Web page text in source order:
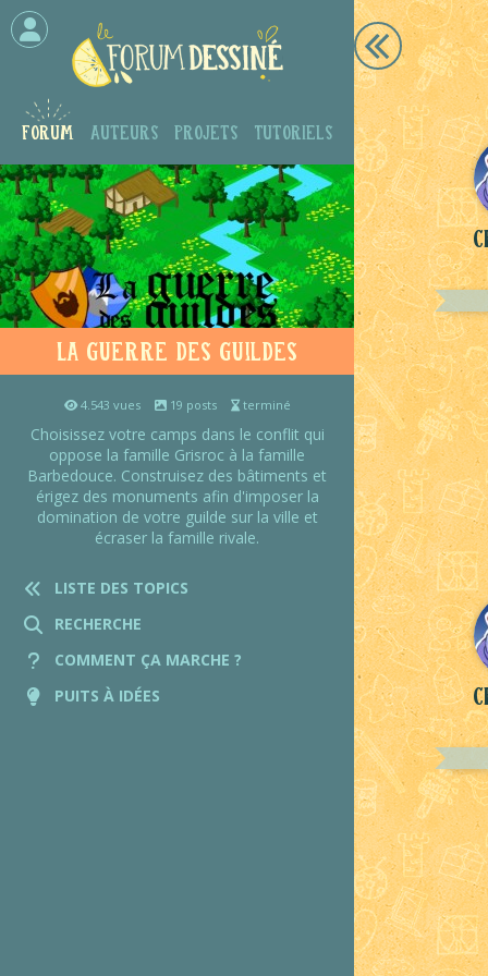
Forum Auteurs Projets Tutoriels
La Guerre des Guildes
4.543 vues 19 posts terminé
Choisissez votre camps dans le conflit qui
oppose la famille Grisroc à la famille
Barbedouce. Construisez des bâtiments et
érigez des monuments afin d'imposer la
domination de votre guilde sur la ville et
écraser la famille rivale.
LISTE DES TOPICS
RECHERCHE
COMMENT ÇA MARCHE ?
PUITS À IDÉES